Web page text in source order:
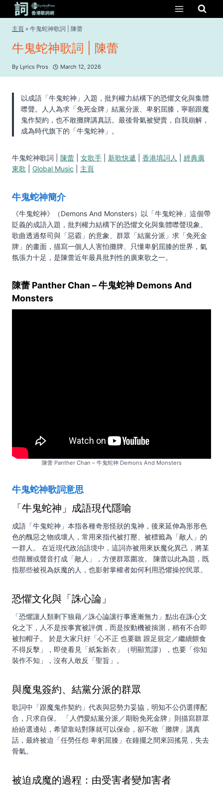
content
主頁 » 牛鬼蛇神歌詞 | 陳蕾
牛鬼蛇神歌詞 | 陳蕾
By Lyrics Pros March 12, 2026
以成語「牛鬼蛇神」入題，批判權力結構下的恐懼文化與集體
噤聲。人人為求「免死金牌」結黨分派、卑躬屈膝，寧願跟魔
鬼作契約，也不敢攤牌講真話。最後骨氣被變賣，自我崩解，
成為時代旗下的「牛鬼蛇神」。
牛鬼蛇神歌詞 | 陳蕾 女歌手 新歌快遞 香港填詞人
經典廣
東歌
Global Music 主頁
牛鬼蛇神簡介
《牛鬼蛇神》（Demons And Monsters）以「牛鬼蛇神」這個帶
貶義的成語入題，批判權力結構下的恐懼文化與集體噤聲現象。
歌曲透過祭司與「惡霸」的意象、群眾「結黨分派」求「免死金
牌」的畫面，描寫一個人人害怕攤牌、只懂卑躬屈膝的世界，氣
氛張力十足，是陳蕾近年最具批判性的廣東歌之一。
陳蕾 Panther Chan – 牛鬼蛇神 Demons And
Monsters
陳蕾 Panther Chan – 牛鬼蛇神 Demons And Monsters
牛鬼蛇神歌詞意思
「牛鬼蛇神」成語現代隱喻
成語「牛鬼蛇神」本指各種奇形怪狀的鬼神，後來延伸為形形色
色的醜惡之物或壞人，常用來指代被打壓、被標籤為「敵人」的
一群人。 在近現代政治語境中，這詞亦被用來妖魔化異己，將某
些階層或聲音打成「敵人」，方便群眾圍攻。 陳蕾以此為題，既
指那些被視為妖魔的人，也影射掌權者如何利用恐懼操控民眾。
恐懼文化與「誅心論」
「恐懼讓人類剩下狼藉／誅心論讓行事逐漸無力」點出在誅心文
化之下，人不是按事實被評價，而是按動機被揣測，稍有不合即
被扣帽子。 於是大家只好「心不正 也要聽 跟足規定／繼續餵食
不得反擊」，即使看見「紙紮新衣」（明顯荒謬），也要「你知
裝作不知」，沒有人敢反「聖旨」。
與魔鬼簽約、結黨分派的群眾
歌詞中「跟魔鬼作契約」代表與惡勢力妥協，明知不公仍選擇配
合，只求自保。 「人們愛結黨分派／期盼免死金牌」則描寫群眾
紛紛選邊站，希望靠站對隊就可以保命，卻不敢「攤牌」講真
話，最終被迫「任勞任怨 卑躬屈膝」在鐘擺之間來回搖晃，失去
骨氣。
被迫成魔的過程：由受害者變加害者